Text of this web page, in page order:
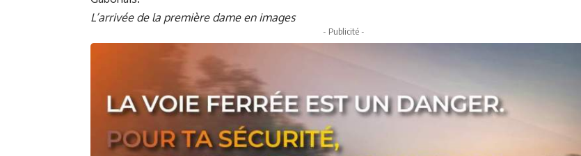
L’arrivée de la première dame en images
- Publicité -